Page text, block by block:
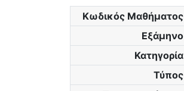
Κωδικός Μαθήματος
Εξάμηνο
Κατηγορία
Τύπος